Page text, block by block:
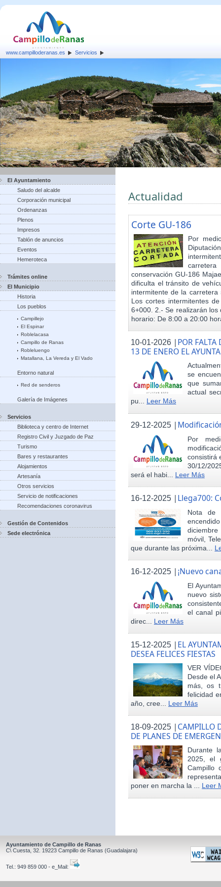
www.campilloderanas.es Servicios
El Ayuntamiento
Saludo del alcalde
Corporación municipal
Ordenanzas
Plenos
Impresos
Tablón de anuncios
Eventos
Hemeroteca
Trámites online
El Municipio
Historia
Los pueblos
Campillejo
El Espinar
Roblelacasa
Campillo de Ranas
Robleluengo
Matallana, La Vereda y El Vado
Entorno natural
Red de senderos
Galería de Imágenes
Servicios
Biblioteca y centro de Internet
Registro Civil y Juzgado de Paz
Turismo
Bares y restaurantes
Alojamientos
Artesanía
Otros servicios
Servicio de notificaciones
Recomendaciones coronavirus
Gestión de Contenidos
Sede electrónica
Actualidad
Corte GU-186
Por
conservación GU-186
dificulta el tránsito de
intermitente de la
Los cortes intermitentes
6+000. 2.- Se realizarán
horario: De 8:00 a 20:00
10-01-2026 | POR FALTA
13 DE ENERO EL
se
que
actual
pu... Leer Más
29-12-2025 |
Por
consistirá
30/12/
será el habi... Leer Más
16-12-2025 | Llega700:
Nota de
móvil,
que durante las próxima...
16-12-2025 | ¡Nuevo
El
nuevo
el canal
direc... Leer Más
15-12-2025 | EL
DESEA FELICES FIESTAS
VER
Desde el
más, os
felicidad
año, cree... Leer Más
18-09-2025 | CAMPILLO
DE PLANES DE
Durante
2025, el
Campillo
poner en marcha la ... Leer
Ayuntamiento de Campillo de Ranas
C\ Cuesta, 32. 19223 Campillo de Ranas (Guadalajara)
Tel.: 949 859 000 - e_Mail: